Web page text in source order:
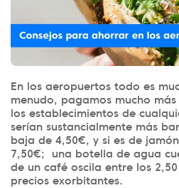
En los aeropuertos todo es
menudo, pagamos mucho
los establecimientos de
serían sustancialmente más
baja de 4,50€, y si es de
7,50€; una botella de agua
de un café oscila entre los
precios exorbitantes.